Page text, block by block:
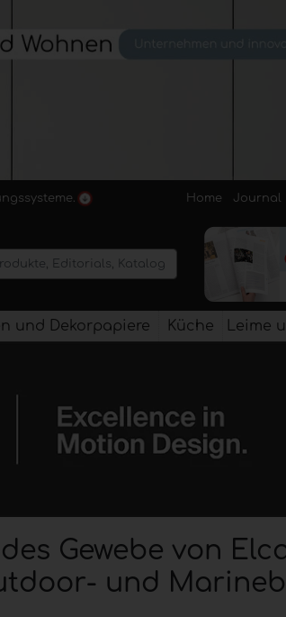
Home Journal
und Dekorpapiere Küche Leime
Gewebe von
und